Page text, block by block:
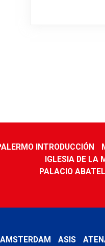
INTRODUCCIÓN
IGLESIA DE LA
PALACIO
AMSTERDAM ASIS